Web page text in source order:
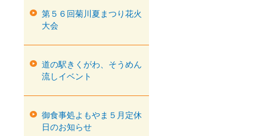
第５６回菊川夏まつり花火
大会
道の駅きくがわ、そうめん
流しイベント
御食事処よもやま５月定休
日のお知らせ